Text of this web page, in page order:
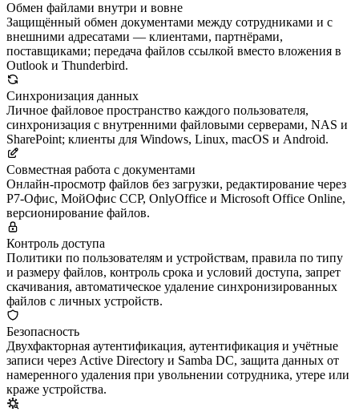
Обмен файлами внутри и вовне
Защищённый обмен документами между сотрудниками и с
внешними адресатами — клиентами, партнёрами,
поставщиками; передача файлов ссылкой вместо вложения в
Outlook и Thunderbird.
Синхронизация данных
Личное файловое пространство каждого пользователя,
синхронизация с внутренними файловыми серверами, NAS и
SharePoint; клиенты для Windows, Linux, macOS и Android.
Совместная работа с документами
Онлайн-просмотр файлов без загрузки, редактирование через
Р7-Офис, МойОфис ССР, OnlyOffice и Microsoft Office Online,
версионирование файлов.
Контроль доступа
Политики по пользователям и устройствам, правила по типу
и размеру файлов, контроль срока и условий доступа, запрет
скачивания, автоматическое удаление синхронизированных
файлов с личных устройств.
Безопасность
Двухфакторная аутентификация, аутентификация и учётные
записи через Active Directory и Samba DC, защита данных от
намеренного удаления при увольнении сотрудника, утере или
краже устройства.